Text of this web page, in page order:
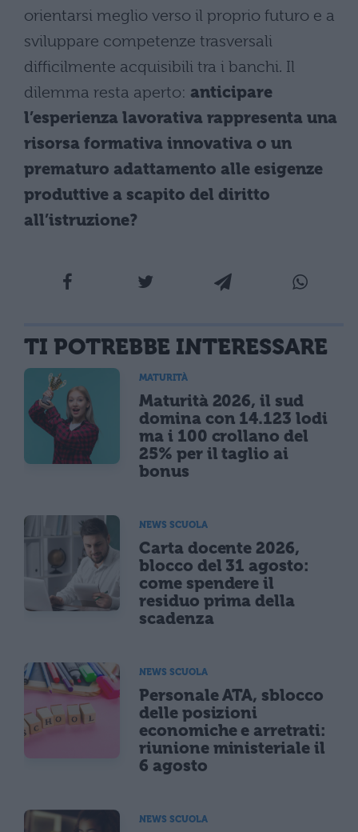
orientarsi meglio verso il proprio futuro e a
sviluppare competenze trasversali
difficilmente acquisibili tra i banchi. Il
dilemma resta aperto: anticipare
l’esperienza lavorativa rappresenta una
risorsa formativa innovativa o un
prematuro adattamento alle esigenze
produttive a scapito del diritto
all’istruzione?
TI POTREBBE INTERESSARE
MATURITÀ
Maturità 2026, il sud
domina con 14.123 lodi
ma i 100 crollano del
25% per il taglio ai
bonus
NEWS SCUOLA
Carta docente 2026,
blocco del 31 agosto:
come spendere il
residuo prima della
scadenza
NEWS SCUOLA
Personale ATA, sblocco
delle posizioni
economiche e arretrati:
riunione ministeriale il
6 agosto
NEWS SCUOLA